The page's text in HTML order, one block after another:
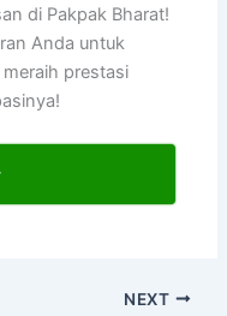
di Pakpak Bharat!
Anda untuk
prestasi
NEXT